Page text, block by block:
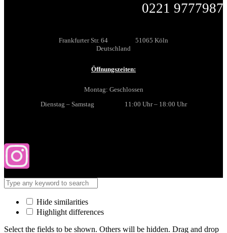
0221
Frankfurter Str. 64 51065 Köln
Deutschland
Öffnungszeiten:
Montag: Geschlossen
Dienstag – Samstag 11:00 Uhr – 18:00 Uhr
Hide similarities
Highlight differences
Select the fields to be shown. Others will be hidden. Drag and drop